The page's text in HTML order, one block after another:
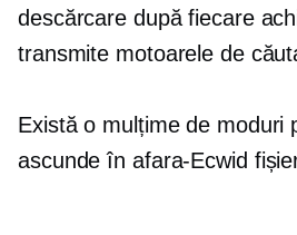
descărcare după fiecare
transmite motoarele de
Există o mulțime de moduri
ascundeîn afara-Ecwid